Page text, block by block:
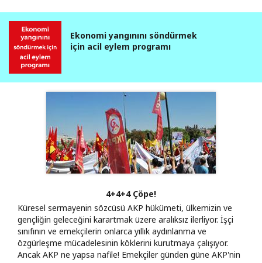
Ekonomi yangınını söndürmek
için acil eylem programı
4+4+4 Çöpe!
Küresel sermayenin sözcüsü AKP hükümeti, ülkemizin ve
gençliğin geleceğini karartmak üzere aralıksız ilerliyor. İşçi
sınıfının ve emekçilerin onlarca yıllık aydınlanma ve
özgürleşme mücadelesinin köklerini kurutmaya çalışıyor.
Ancak AKP ne yapsa nafile! Emekçiler günden güne AKP'nin